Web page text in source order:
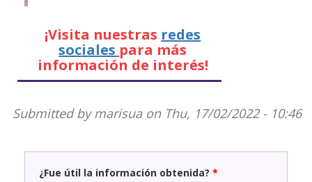
¡Visita nuestras redes
sociales para más
información de interés!
Submitted by marisuaon Thu, 17/02/2022 - 10:46
¿Fue útil la información obtenida? *